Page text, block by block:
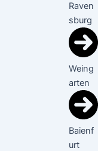
Raven
sburg
Weing
arten
Baienf
urt